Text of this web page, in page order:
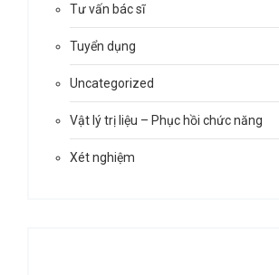
Tư vấn bác sĩ
Tuyển dụng
Uncategorized
Vật lý trị liệu – Phục hồi chức năng
Xét nghiệm